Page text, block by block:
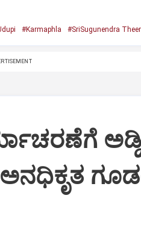
#Karmaphla #SriSugunendra